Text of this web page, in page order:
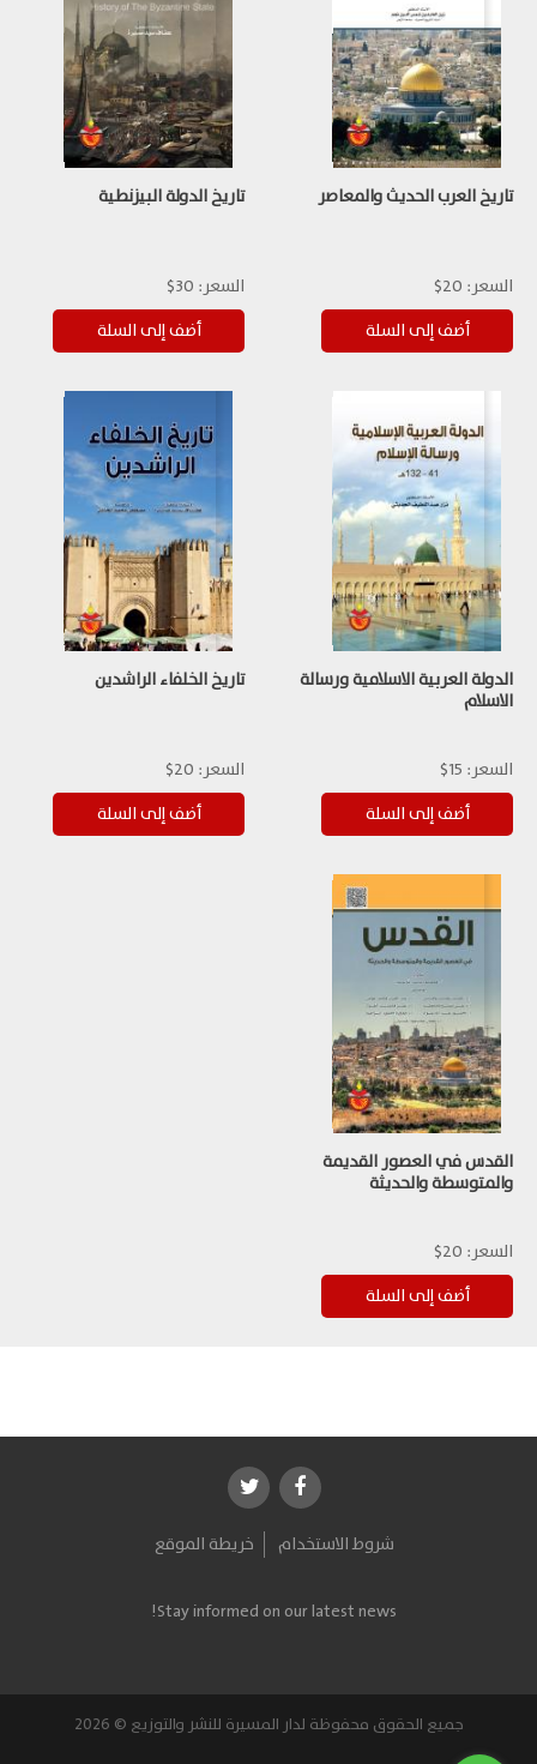
تاريخ العرب الحديث والمعاصر
السعر: 20$
تاريخ الدولة البيزنطية
السعر: 30$
الدولة العربية الاسلامية ورسالة
الاسلام
السعر: 15$
تاريخ الخلفاء الراشدين
السعر: 20$
القدس في العصور القديمة
والمتوسطة والحديثة
السعر: 20$
شروط الاستخدام خريطة الموقع
Stay informed on our latest news!
جميع الحقوق محفوظة لدار المسيرة للنشر والتوزيع © 2026